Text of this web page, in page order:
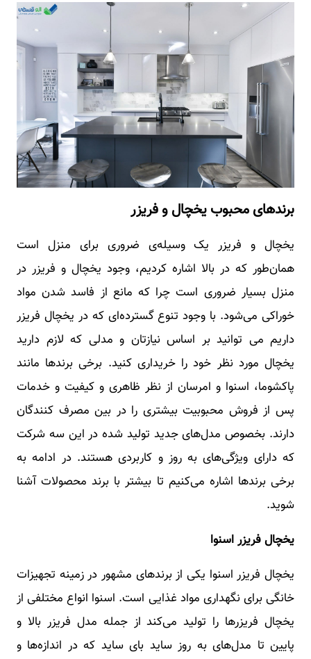
برندهای محبوب یخچال و فریزر
یخچال و فریزر یک وسیله‌ی ضروری برای منزل است
همان‌طور که در بالا اشاره کردیم، وجود یخچال و فریزر در
منزل بسیار ضروری است چرا که مانع از فاسد شدن مواد
خوراکی می‌شود. با وجود تنوع گسترده‌ای که در یخچال فریزر
داریم می توانید بر اساس نیازتان و مدلی که لازم دارید
یخچال مورد نظر خود را خریداری کنید. برخی برندها مانند
پاکشوما، اسنوا و امرسان از نظر ظاهری و کیفیت و خدمات
پس از فروش محبوبیت بیشتری را در بین مصرف کنندگان
دارند. بخصوص مدل‌های جدید تولید شده در این سه شرکت
که دارای ویژگی‌های به روز و کاربردی هستند. در ادامه به
برخی برندها اشاره می‌کنیم تا بیشتر با برند محصولات آشنا
شوید.
یخچال فریزر اسنوا
یخچال فریزر اسنوا یکی از برندهای مشهور در زمینه تجهیزات
خانگی برای نگهداری مواد غذایی است. اسنوا انواع مختلفی از
یخچال فریزرها را تولید می‌کند از جمله مدل فریزر بالا و
پایین تا مدل‌های به روز ساید بای ساید که در اندازه‌ها و